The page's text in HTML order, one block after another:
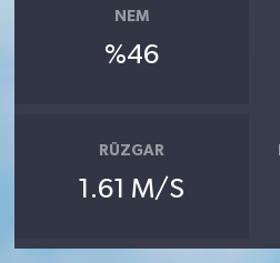
NEM
%46
RÜZGAR
1.61 M/S